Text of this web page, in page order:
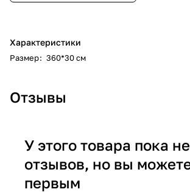
Характеристики
Размер: 360*30 см
Отзывы
У этого товара пока
отзывов, но вы
первым